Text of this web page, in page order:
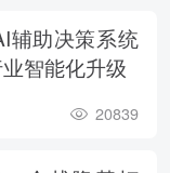
辅助决策系统
智能化升级
20839